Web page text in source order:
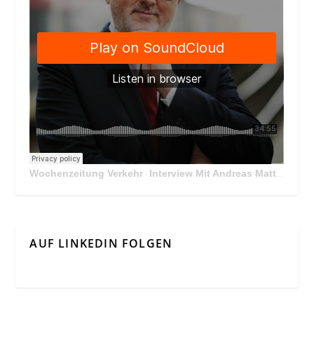
Wochenzeitung Verkehr · Interview Mit Andreas Matthä, CEO der ÖBB Holding
AUF LINKEDIN FOLGEN